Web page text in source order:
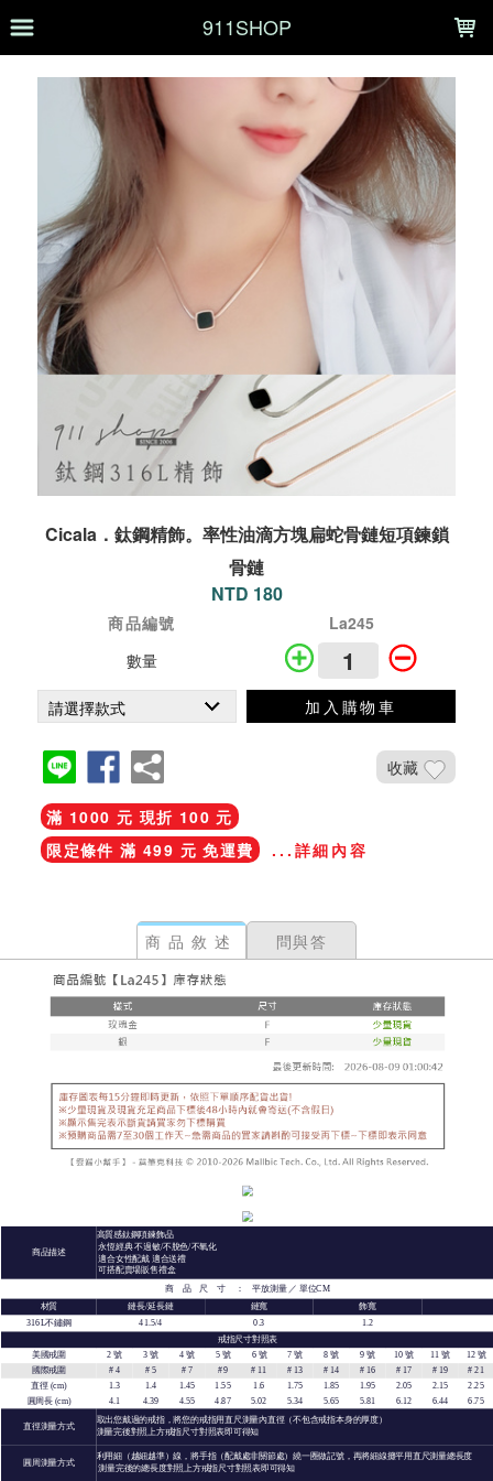
911SHOP
Cicala．鈦鋼精飾。率性油滴方塊扁蛇骨鏈短項鍊鎖
骨鏈
NTD 180
商品編號
La245
數量
加入購物車
收藏
滿 1000 元 現折 100 元
限定條件 滿 499 元 免運費
...詳細內容
商品敘述 問與答